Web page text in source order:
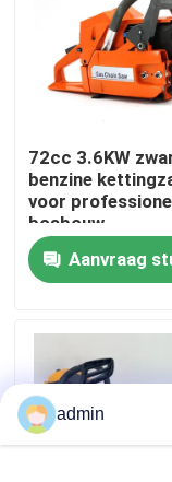
Over ons
Neem contact
Vraag een
Handbediend
72cc 3.6KW
benzine
voor
bosbouw
Aanvraag
admin